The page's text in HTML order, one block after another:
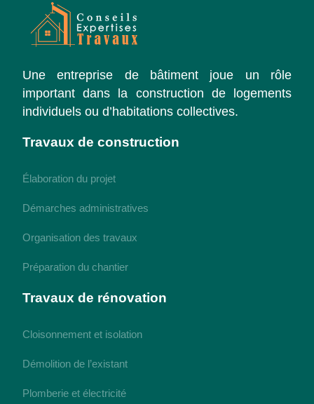
Une entreprise de bâtiment joue un rôle
important dans la construction de logements
individuels ou d’habitations collectives.
Travaux de construction
Élaboration du projet
Démarches administratives
Organisation des travaux
Préparation du chantier
Travaux de rénovation
Cloisonnement et isolation
Démolition de l’existant
Plomberie et électricité